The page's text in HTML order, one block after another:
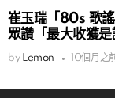
崔玉瑞「80s 歌
眾讚「最大收獲是
by Lemon 10個月之